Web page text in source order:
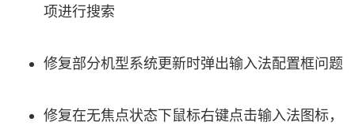
项进行搜索
修复部分机型系统更新时弹出输入法配置框问题
修复在无焦点状态下鼠标右键点击输入法图标，